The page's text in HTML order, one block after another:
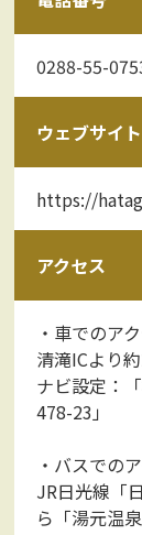
0288-55-
ウェブサイ
https://
アクセス
・車でのア
清滝ICより
ナビ設定：
478-23」
・バスでの
JR日光線「
ら「湯元温